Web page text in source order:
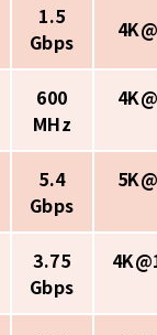
1.5
Gbps
600
MHz
5.4
Gbps
3.75
Gbps